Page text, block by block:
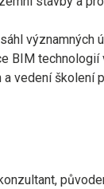
významných
BIM technologií
a vedení školení